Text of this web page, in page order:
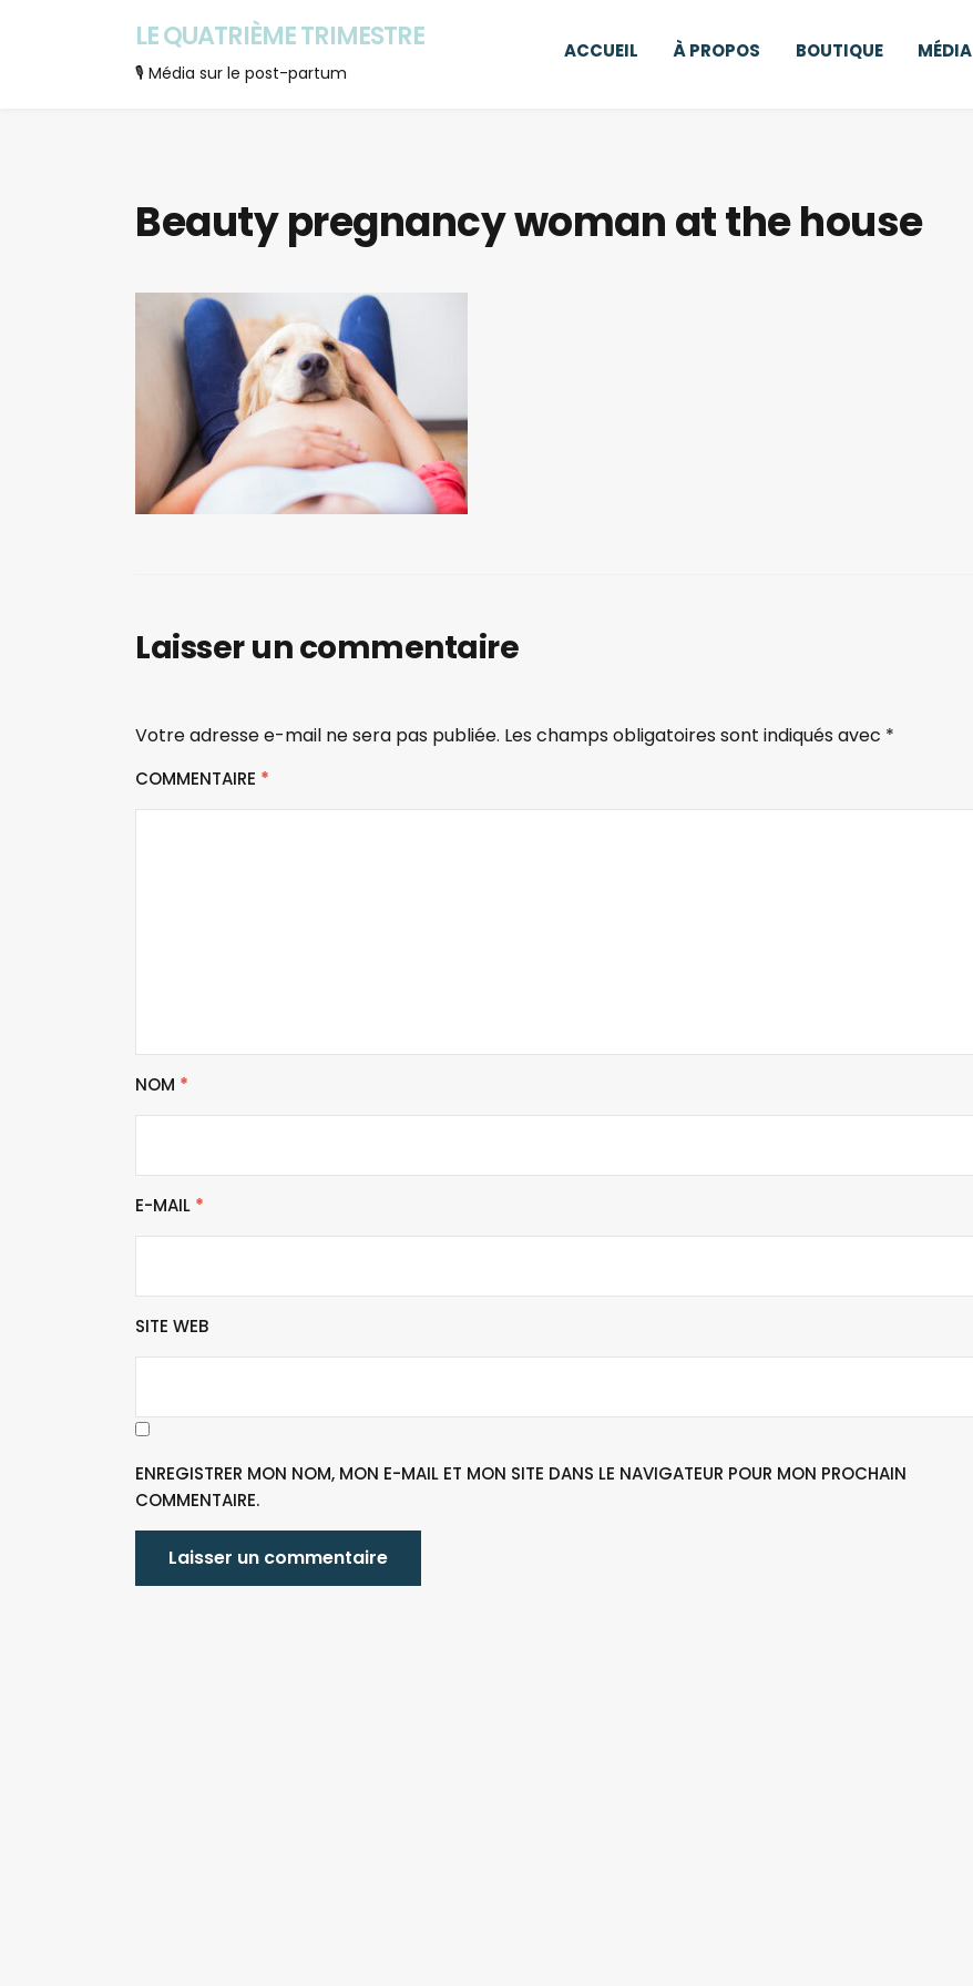
LE QUATRIÈME TRIMESTRE
🎙 Média sur le post-partum
ACCUEIL À PROPOS BOUTIQUE MÉDIA
Beauty pregnancy woman at the house
Laisser un commentaire
Votre adresse e-mail ne sera pas publiée. Les champs obligatoires sont indiqués avec *
COMMENTAIRE *
NOM *
E-MAIL *
SITE WEB
ENREGISTRER MON NOM, MON E-MAIL ET MON SITE DANS LE NAVIGATEUR POUR MON PROCHAIN
COMMENTAIRE.